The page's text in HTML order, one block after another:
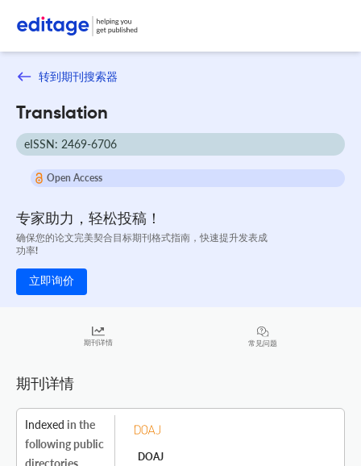
转到期刊搜索器
Translation
eISSN: 2469-6706
Open Access
专家助力，轻松投稿！
确保您的论文完美契合目标期刊格式指南，快速提升发表成
功率!
立即询价
期刊详情 常见问题
期刊详情
Indexed in the
following public
directories
DOAJ